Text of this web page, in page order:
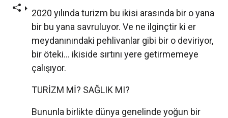
2020 yılında turizm bu ikisi arasında bir o yana
bir bu yana savruluyor. Ve ne ilginçtir ki er
meydanınındaki pehlivanlar gibi bir o deviriyor,
bir öteki... ikiside sırtını yere getirmemeye
çalışıyor.
TURİZM Mİ? SAĞLIK MI?
Bununla birlikte dünya genelinde yoğun bir